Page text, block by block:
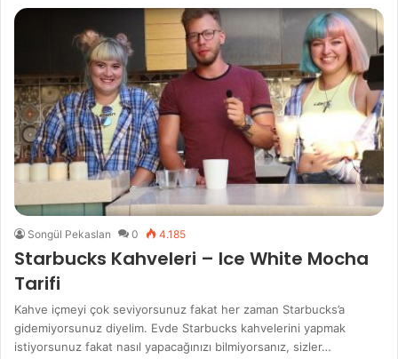
Songül Pekaslan 0 4.185
Starbucks Kahveleri – Ice White Mocha
Tarifi
Kahve içmeyi çok seviyorsunuz fakat her zaman Starbucks’a
gidemiyorsunuz diyelim. Evde Starbucks kahvelerini yapmak
istiyorsunuz fakat nasıl yapacağınızı bilmiyorsanız, sizler…